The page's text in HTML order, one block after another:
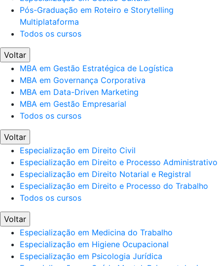
Pós-Graduação em Roteiro e Storytelling
Multiplataforma
Todos os cursos
Voltar
MBA em Gestão Estratégica de Logística
MBA em Governança Corporativa
MBA em Data-Driven Marketing
MBA em Gestão Empresarial
Todos os cursos
Voltar
Especialização em Direito Civil
Especialização em Direito e Processo Administrativo
Especialização em Direito Notarial e Registral
Especialização em Direito e Processo do Trabalho
Todos os cursos
Voltar
Especialização em Medicina do Trabalho
Especialização em Higiene Ocupacional
Especialização em Psicologia Jurídica